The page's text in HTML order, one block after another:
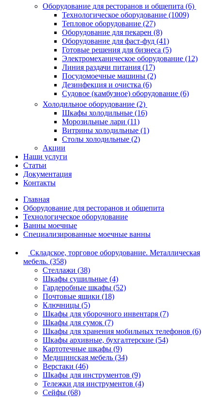
Оборудование для ресторанов и общепита (6)
Технологическое оборудование (1009)
Тепловое оборудование (27)
Оборудование для пекарен (8)
Оборудование для фаст-фуд (41)
Готовые решения для бизнеса (5)
Электромеханическое оборудование (12)
Линия раздачи питания (17)
Посудомоечные машины (2)
Дезинфекция и очистка (6)
Судовое (камбузное) оборудование (6)
Холодильное оборудование (2)
Шкафы холодильные (16)
Морозильные лари (11)
Витрины холодильные (1)
Столы холодильные (2)
Акции
Наши услуги
Статьи
Документация
Контакты
Главная
Оборудование для ресторанов и общепита
Технологическое оборудование
Ванны моечные
Специализированные моечные ванны
Складское, торговое оборудование. Металлическая
мебель. (358)
Стеллажи (38)
Шкафы сушильные (4)
Гардеробные шкафы (52)
Почтовые ящики (18)
Ключницы (5)
Шкафы для уборочного инвентаря (7)
Шкафы для сумок (7)
Шкафы для хранения мобильных телефонов (6)
Шкафы архивные, бухгалтерские (54)
Картотечные шкафы (9)
Медицинская мебель (34)
Верстаки (46)
Шкафы для инструментов (9)
Тележки для инструментов (4)
Сейфы (68)